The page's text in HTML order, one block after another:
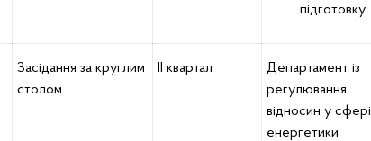
підготовку
Засідання за круглим
столом
ІІ квартал
Департамент із
регулювання
відносин у сфері
енергетики